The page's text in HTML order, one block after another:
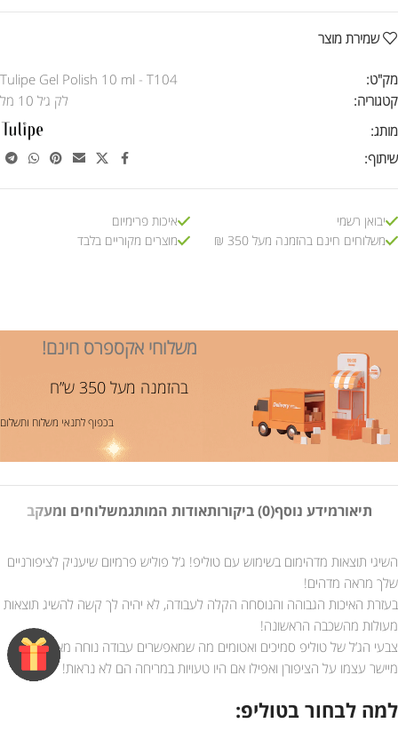
שמירת מוצר
מק"ט:
Tulipe Gel Polish 10 ml - T104
קטגוריה:
לק ג׳ל 10 מל
מותג:
שיתוף:
יבואן רשמי
משלוחים חינם בהזמנה מעל 350 ₪
איכות פרימיום
מוצרים מקוריים בלבד
משלוחי אקספרס חינם!
בהזמנה מעל 350 ש”ח
בכפוף לתנאי משלוח ותשלום
תיאורמידע נוסף(0) ביקורות אודות המותגמשלוחים ומעקב
השיגי תוצאות מדהימום בשימוש עם טוליפ! ג’ל פוליש פרמיום שיעניק לציפורניים
שלך מראה מדהים!
בעזרת האיכות הגבוהה והנוסחה הקלה לעבודה, לא יהיה לך קשה להשיג תוצאות
מעולות מהשכבה הראשונה!
צבעי הג’ל של טוליפ סמיכים ואטומים מה שמאפשרים עבודה נוחה מאוד. הג’ל
מיישר עצמו על הציפורן ואפילו אם היו טעויות במריחה הם לא נראות!
למה לבחור בטוליפ: